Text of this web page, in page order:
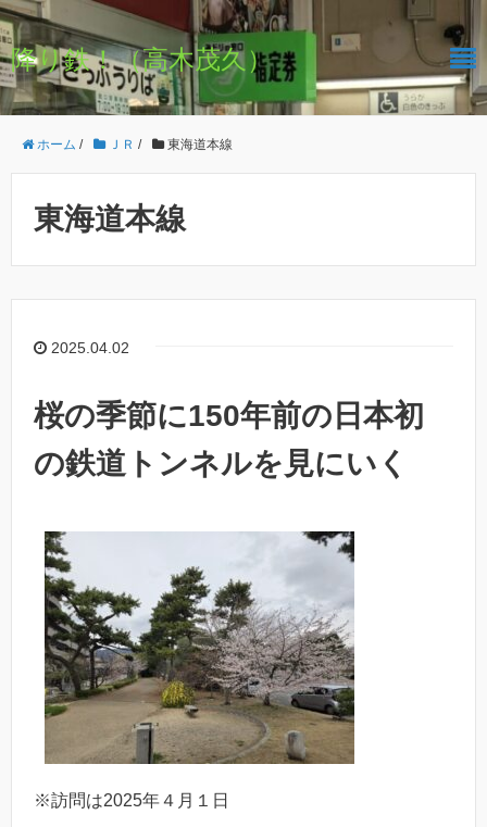
降り鉄！（高木茂久）
ホーム / ＪＲ / 東海道本線
東海道本線
2025.04.02
桜の季節に150年前の日本初
の鉄道トンネルを見にいく
※訪問は2025年４月１日